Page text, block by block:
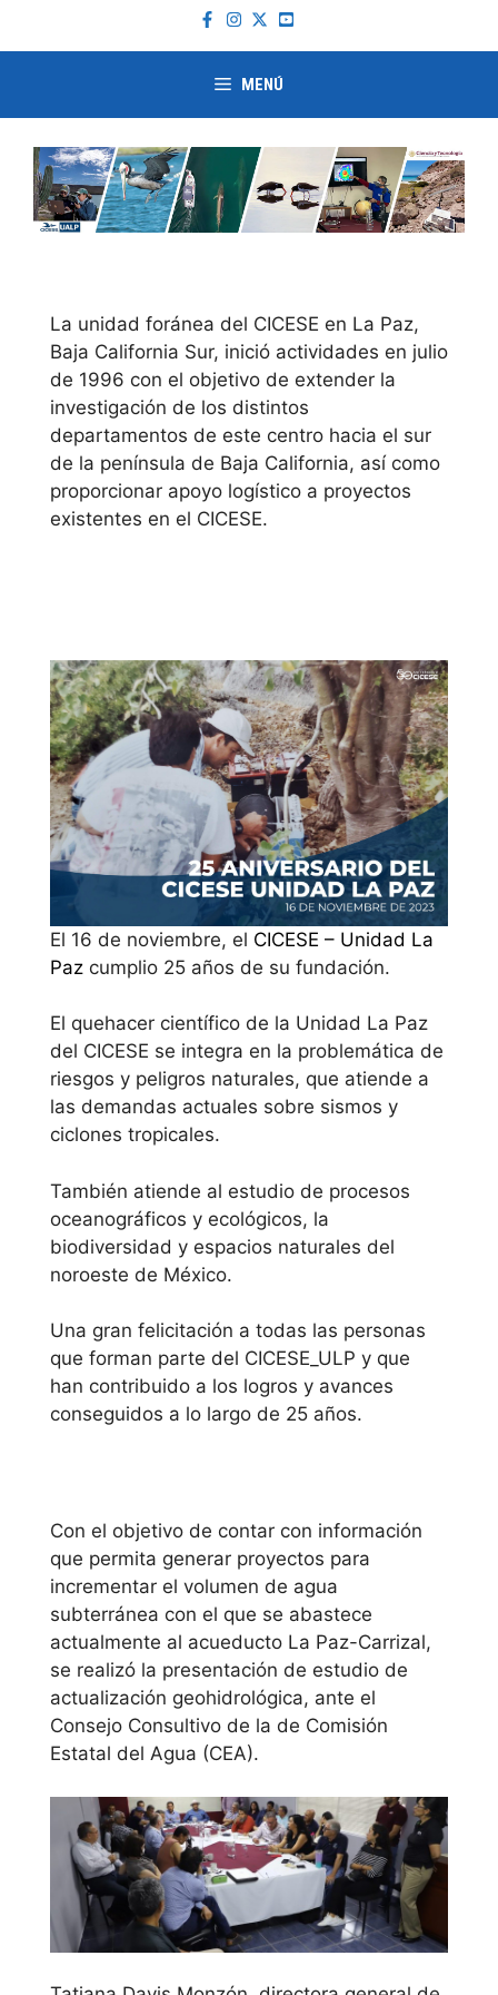
MENÚ
La unidad foránea del CICESE en La Paz,
Baja California Sur, inició actividades en julio
de 1996 con el objetivo de extender la
investigación de los distintos
departamentos de este centro hacia el sur
de la península de Baja California, así como
proporcionar apoyo logístico a proyectos
existentes en el CICESE.
El 16 de noviembre, el CICESE – Unidad La
Paz cumplio 25 años de su fundación.
El quehacer científico de la Unidad La Paz
del CICESE se integra en la problemática de
riesgos y peligros naturales, que atiende a
las demandas actuales sobre sismos y
ciclones tropicales.
También atiende al estudio de procesos
oceanográficos y ecológicos, la
biodiversidad y espacios naturales del
noroeste de México.
Una gran felicitación a todas las personas
que forman parte del CICESE_ULP y que
han contribuido a los logros y avances
conseguidos a lo largo de 25 años.
Con el objetivo de contar con información
que permita generar proyectos para
incrementar el volumen de agua
subterránea con el que se abastece
actualmente al acueducto La Paz-Carrizal,
se realizó la presentación de estudio de
actualización geohidrológica, ante el
Consejo Consultivo de la de Comisión
Estatal del Agua (CEA).